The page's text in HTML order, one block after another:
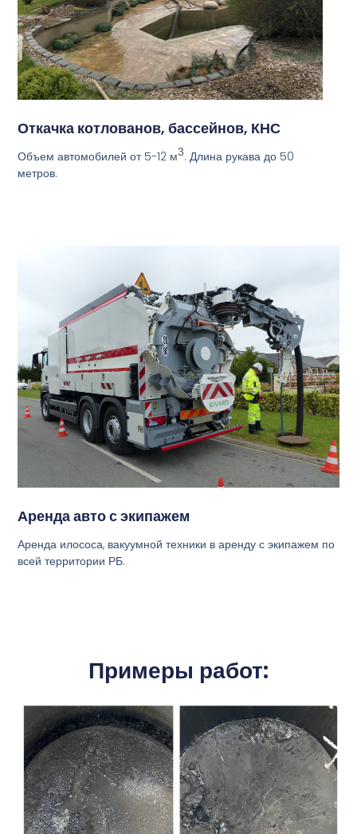
Откачка котлованов, бассейнов, КНС
Объем автомобилей от 5-12 м3. Длина рукава до 50
метров.
Аренда авто с экипажем
Аренда илососа, вакуумной техники в аренду с экипажем по
всей территории РБ.
Примеры работ: